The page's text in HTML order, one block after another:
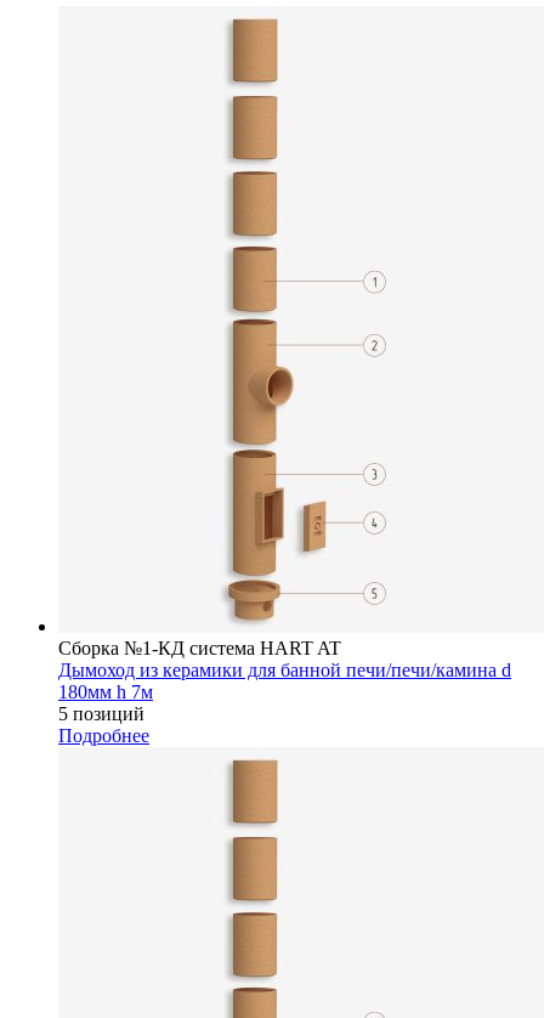
Сборка №1-КД система HART AT
Дымоход из керамики для банной печи/печи/камина d
180мм h 7м
5 позиций
Подробнее